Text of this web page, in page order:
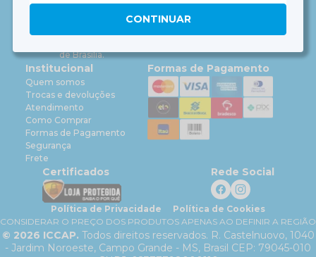
CONTINUAR
faleconosco@iccap.com.br
de Brasília.
Institucional
Quem somos
Trocas e devoluções
Atendimento
Como Comprar
Formas de Pagamento
Segurança
Frete
Formas de Pagamento
Certificados Rede Social
Política de Privacidade
Política de Cookies
CONSIDERAR O PREÇO DOS PRODUTOS APENAS AO DEFINIR A REGIÃO
© 2026 ICCAP. Todos direitos reservados. R. Castelnuovo, 1040
- Jardim Noroeste, Campo Grande - MS, Brasil CEP: 79045-010